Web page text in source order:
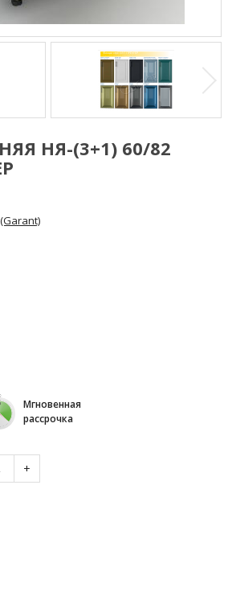
НЯ-(3+1) 60/82
Мгновенная
рассрочка
+